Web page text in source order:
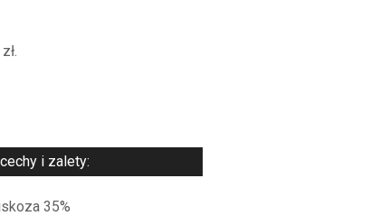
zł.
i zalety:
35%